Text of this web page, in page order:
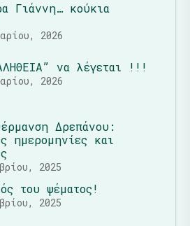
Γιάννη… κούκια
2026
να λέγεται !!!
2026
Δρεπάνου:
ημερομηνίες και
2025
του ψέματος!
2025